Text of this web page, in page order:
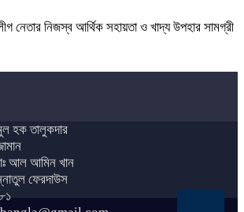
নেতার নিজস্ব আর্থিক সহায়তা ও খাদ্য উপহার সামগ্রী
হক তালুকদার
আল আমিন খান
ফেরদাউস